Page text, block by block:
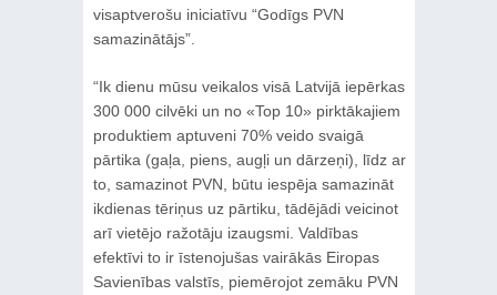
visaptverošu iniciatīvu “Godīgs PVN
samazinātājs”.
“Ik dienu mūsu veikalos visā Latvijā iepērkas
300 000 cilvēki un no «Top 10» pirktākajiem
produktiem aptuveni 70% veido svaigā
pārtika (gaļa, piens, augļi un dārzeņi), līdz ar
to, samazinot PVN, būtu iespēja samazināt
ikdienas tēriņus uz pārtiku, tādējādi veicinot
arī vietējo ražotāju izaugsmi. Valdības
efektīvi to ir īstenojušas vairākās Eiropas
Savienības valstīs, piemērojot zemāku PVN